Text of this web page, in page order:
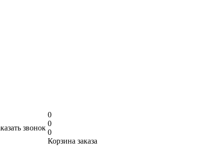
звонок
0
0
0
Корзина заказа